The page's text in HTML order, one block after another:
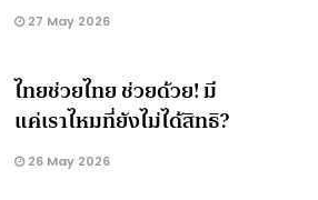
27 May 2026
ไทยช่วยไทย ช่วยด้วย! มี
แค่เราไหมที่ยังไม่ได้สิทธิ?
26 May 2026